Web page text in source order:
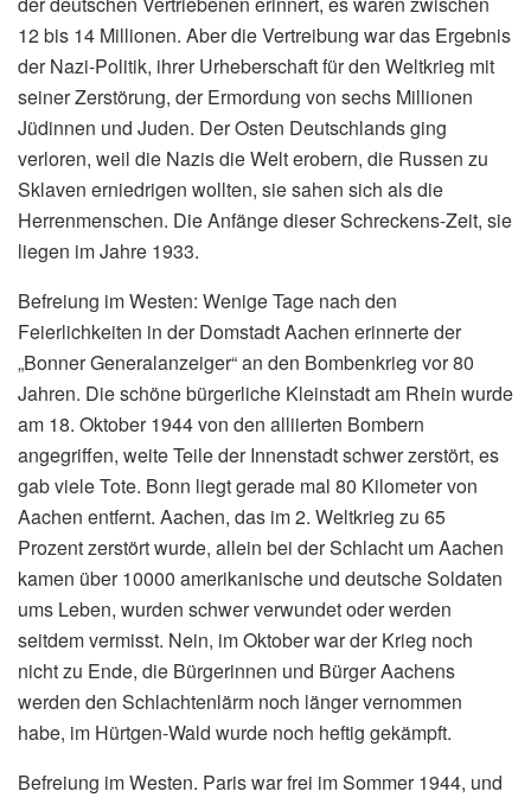
12 bis 14 Millionen. Aber die Vertreibung war das Ergebnis
der Nazi-Politik, ihrer Urheberschaft für den Weltkrieg mit
seiner Zerstörung, der Ermordung von sechs Millionen
Jüdinnen und Juden. Der Osten Deutschlands ging
verloren, weil die Nazis die Welt erobern, die Russen zu
Sklaven erniedrigen wollten, sie sahen sich als die
Herrenmenschen. Die Anfänge dieser Schreckens-Zeit, sie
liegen im Jahre 1933.
Befreiung im Westen: Wenige Tage nach den
Feierlichkeiten in der Domstadt Aachen erinnerte der
„Bonner Generalanzeiger“ an den Bombenkrieg vor 80
Jahren. Die schöne bürgerliche Kleinstadt am Rhein wurde
am 18. Oktober 1944 von den alliierten Bombern
angegriffen, weite Teile der Innenstadt schwer zerstört, es
gab viele Tote. Bonn liegt gerade mal 80 Kilometer von
Aachen entfernt. Aachen, das im 2. Weltkrieg zu 65
Prozent zerstört wurde, allein bei der Schlacht um Aachen
kamen über 10000 amerikanische und deutsche Soldaten
ums Leben, wurden schwer verwundet oder werden
seitdem vermisst. Nein, im Oktober war der Krieg noch
nicht zu Ende, die Bürgerinnen und Bürger Aachens
werden den Schlachtenlärm noch länger vernommen
habe, im Hürtgen-Wald wurde noch heftig gekämpft.
Befreiung im Westen. Paris war frei im Sommer 1944, und